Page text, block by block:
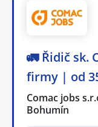
🚛 Řidič sk.
firmy | od
Comac jobs
Bohumín